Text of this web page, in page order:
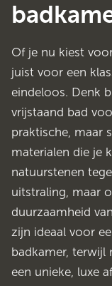
Of je nu kiest
juist voor een
eindeloos. Denk
vrijstaand bad
praktische, maar
materialen die je
natuurstenen
uitstraling, maar
duurzaamheid
zijn ideaal voor
badkamer, terwijl
een unieke, luxe